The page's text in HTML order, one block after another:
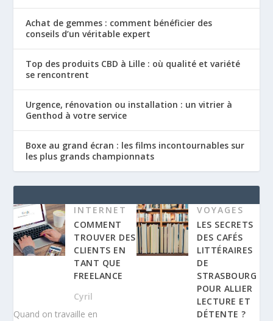
Achat de gemmes : comment bénéficier des
conseils d’un véritable expert
Top des produits CBD à Lille : où qualité et variété
se rencontrent
Urgence, rénovation ou installation : un vitrier à
Genthod à votre service
Boxe au grand écran : les films incontournables sur
les plus grands championnats
INTERNET
COMMENT
TROUVER DES
CLIENTS EN
TANT QUE
FREELANCE
Cyril
Quand on travaille en
VOYAGES
LES SECRETS
DES CAFÉS
LITTÉRAIRES
DE
STRASBOURG
POUR ALLIER
LECTURE ET
DÉTENTE ?